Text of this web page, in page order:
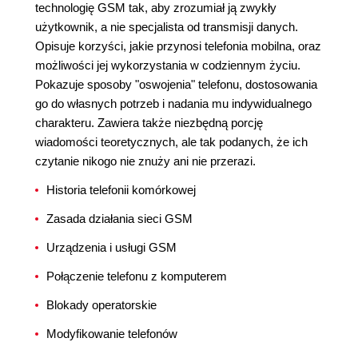
technologię GSM tak, aby zrozumiał ją zwykły
użytkownik, a nie specjalista od transmisji danych.
Opisuje korzyści, jakie przynosi telefonia mobilna, oraz
możliwości jej wykorzystania w codziennym życiu.
Pokazuje sposoby "oswojenia" telefonu, dostosowania
go do własnych potrzeb i nadania mu indywidualnego
charakteru. Zawiera także niezbędną porcję
wiadomości teoretycznych, ale tak podanych, że ich
czytanie nikogo nie znuży ani nie przerazi.
Historia telefonii komórkowej
Zasada działania sieci GSM
Urządzenia i usługi GSM
Połączenie telefonu z komputerem
Blokady operatorskie
Modyfikowanie telefonów